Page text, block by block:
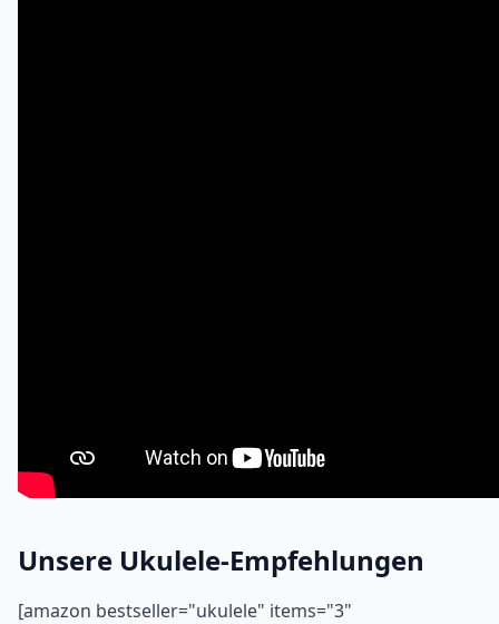
Unsere Ukulele-Empfehlungen
[amazon bestseller="ukulele" items="3"